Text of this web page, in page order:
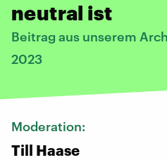
neutral ist
Beitrag aus unserem
2023
Moderation:
Till Haase